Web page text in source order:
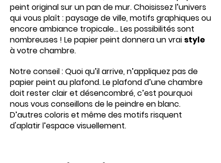
peint original sur un pan de mur. Choisissez l’univers
qui vous plaît : paysage de ville, motifs graphiques ou
encore ambiance tropicale… Les possibilités sont
nombreuses ! Le papier peint donnera un vrai style
à votre chambre.
Notre conseil : Quoi qu’il arrive, n’appliquez pas de
papier peint au plafond. Le plafond d’une chambre
doit rester clair et désencombré, c’est pourquoi
nous vous conseillons de le peindre en blanc.
D’autres coloris et même des motifs risquent
d'aplatir l’espace visuellement.